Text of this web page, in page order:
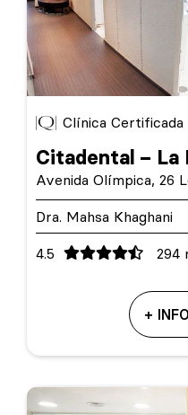
Clínica Certificada
Citadental – La
Avenida Olímpica, 26
Dra. Mahsa Khaghani
4.5 294
+